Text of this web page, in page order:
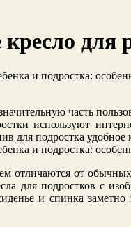
для
часть
используют
для подростка
отличаются от
для подростков с
и спинка